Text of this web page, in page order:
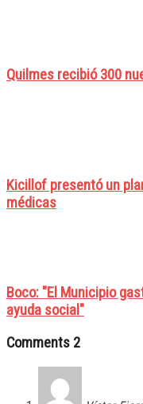
Quilmes recibió 300
Kicillof presentó un
médicas
Boco: "El Municipio
ayuda social"
Comments 2